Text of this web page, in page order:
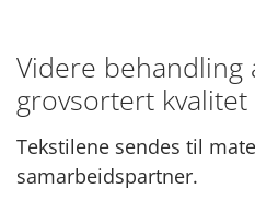
Videre behandling
grovsortert kvalitet
Tekstilene sendes til
samarbeidspartner.